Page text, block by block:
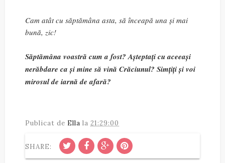
Cam atât cu săptămâna asta, să înceapă una și mai
bună, zic!
Săptămâna voastră cum a fost? Așteptați cu aceeași
nerăbdare ca și mine să vină Crăciunul? Simțiți și voi
mirosul de iarnă de afară?
Publicat de Ella la 21:29:00
SHARE: